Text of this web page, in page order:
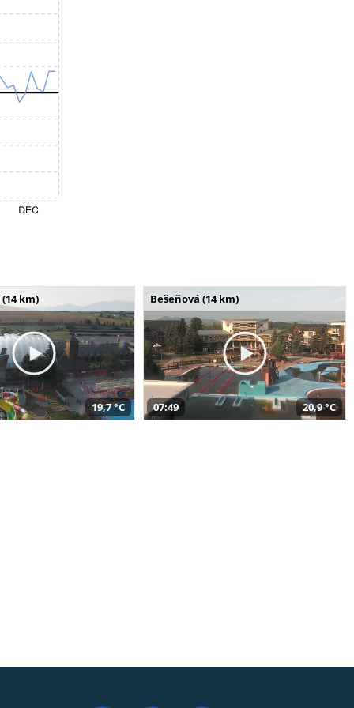
km)
19,7 °C
Bešeňová (14 km)
07:49 20,9 °C